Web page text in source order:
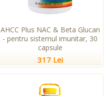
AHCC Plus NAC & Beta Glucan
- pentru sistemul imunitar, 30
capsule
317 Lei